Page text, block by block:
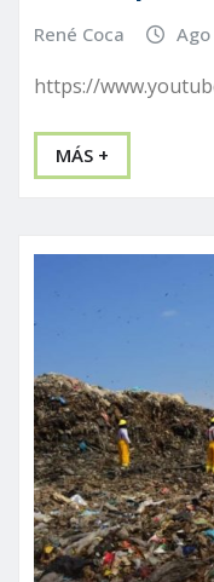
René Coca
https://
MÁS +